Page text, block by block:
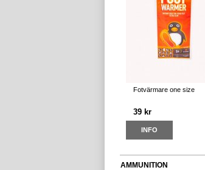
Fotvärmare one size
39 kr
INFO
AMMUNITION